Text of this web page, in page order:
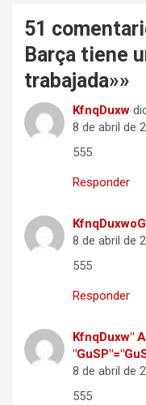
51
Barça tiene
trabajada»»
KfnqDuxw
8 de abril de
555
Responder
8 de abril de
555
Responder
KfnqDuxw"
8 de abril de
555